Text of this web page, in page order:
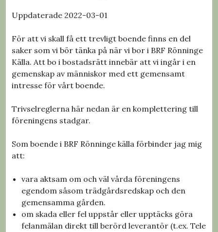
t
Uppdaterade 2022-03-01
För att vi skall få ett trevligt boende finns en del
saker som vi bör tänka på när vi bor i BRF Rönninge
Källa. Att bo i bostadsrätt innebär att vi ingår i en
gemenskap av människor med ett gemensamt
intresse för vårt boende.
Trivselreglerna här nedan är en komplettering till
föreningens stadgar.
Som boende i BRF Rönninge källa förbinder jag mig
att:
vara aktsam om och väl vårda föreningens
egendom såsom trädgårdsredskap och den
gemensamma gården.
om skada eller fel uppstår eller upptäcks göra
felanmälan direkt till berörd leverantör (t.ex. Tele